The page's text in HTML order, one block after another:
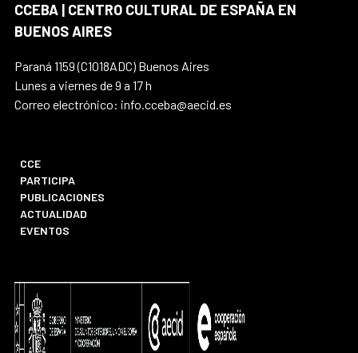
CCEBA | CENTRO CULTURAL DE ESPAÑA EN
BUENOS AIRES
Paraná 1159 (C1018ADC) Buenos Aires
Lunes a viernes de 9 a 17 h
Correo electrónico: info.cceba@aecid.es
CCE
PARTICIPA
PUBLICACIONES
ACTUALIDAD
EVENTOS